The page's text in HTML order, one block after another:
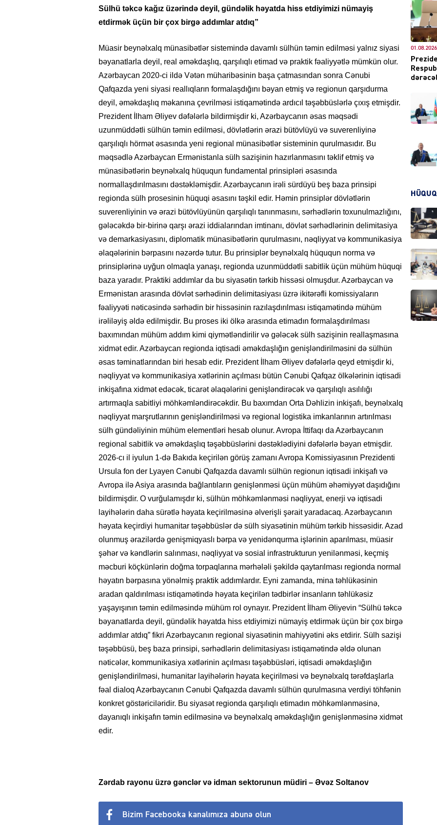
Sülhü təkcə kağız üzərində deyil, gündəlik həyatda hiss etdiyimizi nümayiş
etdirmək üçün bir çox birgə addımlar atdıq”
Müasir beynəlxalq münasibətlər sistemində davamlı sülhün təmin edilməsi yalnız siyasi
bəyanatlarla deyil, real əməkdaşlıq, qarşılıqlı etimad və praktik fəaliyyətlə mümkün olur.
Azərbaycan 2020-ci ildə Vətən müharibəsinin başa çatmasından sonra Cənubi
Qafqazda yeni siyasi reallıqların formalaşdığını bəyan etmiş və regionun qarşıdurma
deyil, əməkdaşlıq məkanına çevrilməsi istiqamətində ardıcıl təşəbbüslərlə çıxış etmişdir.
Prezident İlham Əliyev dəfələrlə bildirmişdir ki, Azərbaycanın əsas məqsədi
uzunmüddətli sülhün təmin edilməsi, dövlətlərin ərazi bütövlüyü və suverenliyinə
qarşılıqlı hörmət əsasında yeni regional münasibətlər sisteminin qurulmasıdır. Bu
məqsədlə Azərbaycan Ermənistanla sülh sazişinin hazırlanmasını təklif etmiş və
münasibətlərin beynəlxalq hüququn fundamental prinsipləri əsasında
normallaşdırılmasını dəstəkləmişdir. Azərbaycanın irəli sürdüyü beş baza prinsipi
regionda sülh prosesinin hüquqi əsasını təşkil edir. Həmin prinsiplər dövlətlərin
suverenliyinin və ərazi bütövlüyünün qarşılıqlı tanınmasını, sərhədlərin toxunulmazlığını,
gələcəkdə bir-birinə qarşı ərazi iddialarından imtinanı, dövlət sərhədlərinin delimitasiya
və demarkasiyasını, diplomatik münasibətlərin qurulmasını, nəqliyyat və kommunikasiya
əlaqələrinin bərpasını nəzərdə tutur. Bu prinsiplər beynəlxalq hüququn norma və
prinsiplərinə uyğun olmaqla yanaşı, regionda uzunmüddətli sabitlik üçün mühüm hüquqi
baza yaradır. Praktiki addımlar da bu siyasətin tərkib hissəsi olmuşdur. Azərbaycan və
Ermənistan arasında dövlət sərhədinin delimitasiyası üzrə ikitərəfli komissiyaların
fəaliyyəti nəticəsində sərhədin bir hissəsinin razılaşdırılması istiqamətində mühüm
irəliləyiş əldə edilmişdir. Bu proses iki ölkə arasında etimadın formalaşdırılması
baxımından mühüm addım kimi qiymətləndirilir və gələcək sülh sazişinin reallaşmasına
xidmət edir. Azərbaycan regionda iqtisadi əməkdaşlığın genişləndirilməsini də sülhün
əsas təminatlarından biri hesab edir. Prezident İlham Əliyev dəfələrlə qeyd etmişdir ki,
nəqliyyat və kommunikasiya xətlərinin açılması bütün Cənubi Qafqaz ölkələrinin iqtisadi
inkişafına xidmət edəcək, ticarət əlaqələrini genişləndirəcək və qarşılıqlı asılılığı
artırmaqla sabitliyi möhkəmləndirəcəkdir. Bu baxımdan Orta Dəhlizin inkişafı, beynəlxalq
nəqliyyat marşrutlarının genişləndirilməsi və regional logistika imkanlarının artırılması
sülh gündəliyinin mühüm elementləri hesab olunur. Avropa İttifaqı da Azərbaycanın
regional sabitlik və əməkdaşlıq təşəbbüslərini dəstəklədiyini dəfələrlə bəyan etmişdir.
2026-cı il iyulun 1-də Bakıda keçirilən görüş zamanı Avropa Komissiyasının Prezidenti
Ursula fon der Lyayen Cənubi Qafqazda davamlı sülhün regionun iqtisadi inkişafı və
Avropa ilə Asiya arasında bağlantıların genişlənməsi üçün mühüm əhəmiyyət daşıdığını
bildirmişdir. O vurğulamışdır ki, sülhün möhkəmlənməsi nəqliyyat, enerji və iqtisadi
layihələrin daha sürətlə həyata keçirilməsinə əlverişli şərait yaradacaq. Azərbaycanın
həyata keçirdiyi humanitar təşəbbüslər də sülh siyasətinin mühüm tərkib hissəsidir. Azad
olunmuş ərazilərdə genişmiqyaslı bərpa və yenidənqurma işlərinin aparılması, müasir
şəhər və kəndlərin salınması, nəqliyyat və sosial infrastrukturun yenilənməsi, keçmiş
məcburi köçkünlərin doğma torpaqlarına mərhələli şəkildə qaytarılması regionda normal
həyatın bərpasına yönəlmiş praktik addımlardır. Eyni zamanda, mina təhlükəsinin
aradan qaldırılması istiqamətində həyata keçirilən tədbirlər insanların təhlükəsiz
yaşayışının təmin edilməsində mühüm rol oynayır. Prezident İlham Əliyevin “Sülhü təkcə
bəyanatlarda deyil, gündəlik həyatda hiss etdiyimizi nümayiş etdirmək üçün bir çox birgə
addımlar atdıq” fikri Azərbaycanın regional siyasətinin mahiyyətini əks etdirir. Sülh sazişi
təşəbbüsü, beş baza prinsipi, sərhədlərin delimitasiyası istiqamətində əldə olunan
nəticələr, kommunikasiya xətlərinin açılması təşəbbüsləri, iqtisadi əməkdaşlığın
genişləndirilməsi, humanitar layihələrin həyata keçirilməsi və beynəlxalq tərəfdaşlarla
fəal dialoq Azərbaycanın Cənubi Qafqazda davamlı sülhün qurulmasına verdiyi töhfənin
konkret göstəriciləridir. Bu siyasət regionda qarşılıqlı etimadın möhkəmlənməsinə,
dayanıqlı inkişafın təmin edilməsinə və beynəlxalq əməkdaşlığın genişlənməsinə xidmət
edir.
Zərdab rayonu üzrə gənclər və idman sektorunun müdiri – Əvəz Soltanov
Bizim Facebooka kanalımıza abunə olun
DÜNYA
DÜNYA
01.08.2026
HÜQUQ